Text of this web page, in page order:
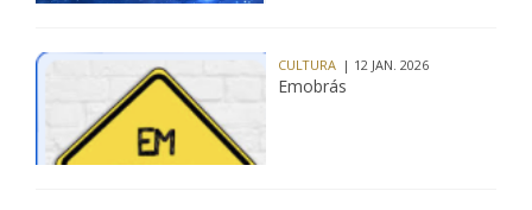
CULTURA | 12 JAN. 2026
Emobrás